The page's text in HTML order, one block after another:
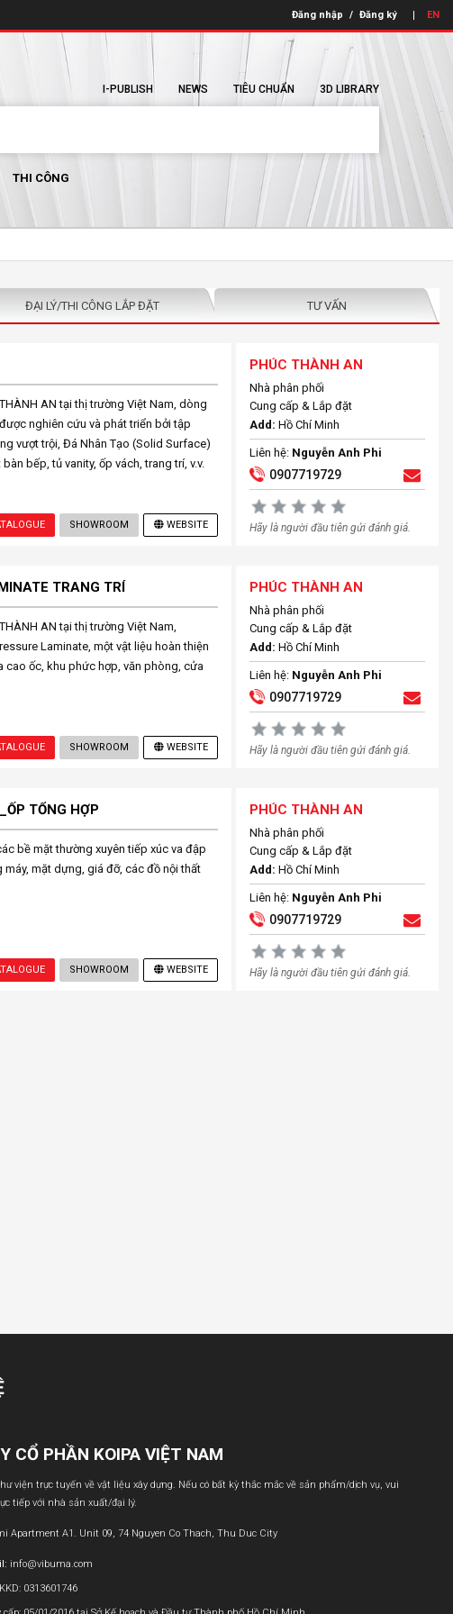
Đăng nhập / Đăng ký EN
I-PUBLISH NEWS TIÊU CHUẨN 3D LIBRARY
THI CÔNG
ĐẠI LÝ/THI CÔNG LẮP ĐẶT TƯ VẤN
AN tại thị trường Việt Nam, dòng
nghiên cứu và phát triển bởi tập
vượt trội, Đá Nhân Tạo (Solid Surface)
bếp, tủ vanity, ốp vách, trang trí, v.v.
SHOWROOM WEBSITE
PHÚC THÀNH AN
Nhà phân phối
Cung cấp & Lắp đặt
Add: Hồ Chí Minh
Liên hệ: Nguyễn Anh Phi
0907719729
Hãy là người đầu tiên gửi đánh giá.
TRANG TRÍ
AN tại thị trường Việt Nam,
Laminate, một vật liệu hoàn thiện
ốc, khu phức hợp, văn phòng, cửa
SHOWROOM WEBSITE
PHÚC THÀNH AN
Nhà phân phối
Cung cấp & Lắp đặt
Add: Hồ Chí Minh
Liên hệ: Nguyễn Anh Phi
0907719729
Hãy là người đầu tiên gửi đánh giá.
TỔNG HỢP
bề mặt thường xuyên tiếp xúc va đập
mặt dựng, giá đỡ, các đồ nội thất
SHOWROOM WEBSITE
PHÚC THÀNH AN
Nhà phân phối
Cung cấp & Lắp đặt
Add: Hồ Chí Minh
Liên hệ: Nguyễn Anh Phi
0907719729
Hãy là người đầu tiên gửi đánh giá.
CỔ PHẦN KOIPA VIỆT NAM
viện trực tuyến về vật liệu xây dựng. Nếu có bất kỳ thắc mắc về sản phẩm/dịch vụ, vui
tiếp với nhà sản xuất/đại lý.
Apartment A1. Unit 09, 74 Nguyen Co Thach, Thu Duc City
info@vibuma.com
0313601746